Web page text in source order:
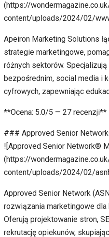
(https://
content/uploads/2024/02/
Apeiron Marketing Solutions
strategie marketingowe,
różnych sektorów.
bezpośrednim, social media i
cyfrowych, zapewniając
**Ocena: 5.0/5 — 27 recenzji**
### Approved Senior
![Approved Senior Network®
(https://
content/uploads/2024/02/
Approved Senior Network
rozwiązania marketingowe
Oferują projektowanie stron,
rekrutację opiekunów,